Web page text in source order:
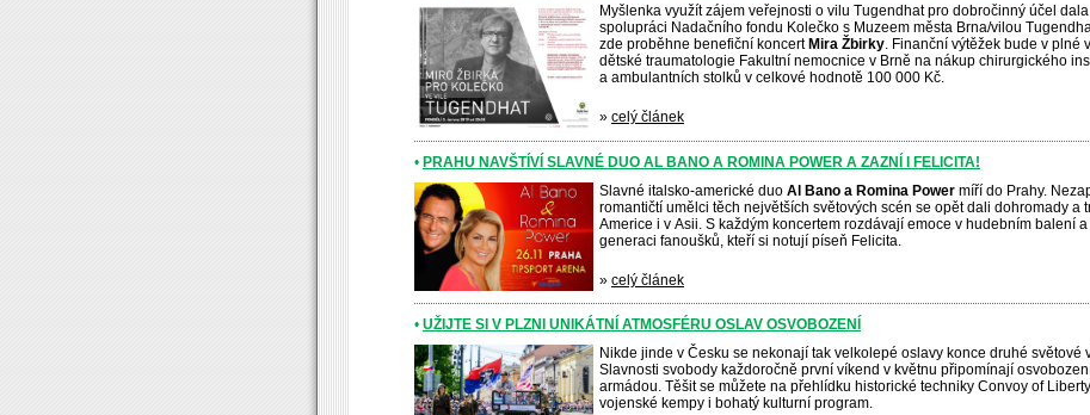
Myšlenka využít zájem veřejnosti o vilu Tugendhat pro dobročinný účel
spolupráci Nadačního fondu Kolečko s Muzeem města Brna/vilou
zde proběhne benefiční koncertMira Žbirky . Finanční výtěžek bude v plné
dětské traumatologie Fakultní nemocnice v Brně na nákup chirurgického
a ambulantních stolků v celkové hodnotě 100 000 Kč.
» celý článek
• PRAHU NAVŠTÍVÍ SLAVNÉ DUO AL BANO A ROMINA POWER A ZAZNÍ I FELICITA!
Slavné italsko-americké duo Al Bano a Romina Power míří do Prahy.
romantičtí umělci těch největších světových scén se opět dali dohromady a
Americe i v Asii. S každým koncertem rozdávají emoce v hudebním balení
generaci fanoušků, kteří si notují píseň Felicita.
» celý článek
• UŽIJTE SI V PLZNI UNIKÁTNÍ ATMOSFÉRU OSLAV OSVOBOZENÍ
Nikde jinde v Česku se nekonají tak velkolepé oslavy konce druhé světové
Slavnosti svobody každoročně první víkend v květnu připomínají
armádou. Těšit se můžete na přehlídku historické techniky Convoy of
vojenské kempy i bohatý kulturní program.